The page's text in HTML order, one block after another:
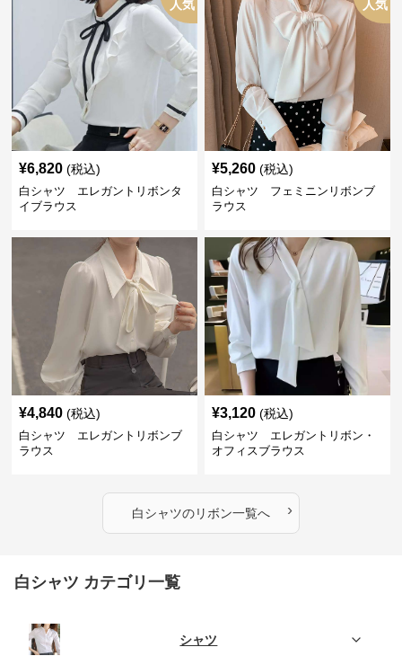
人気
¥6,820 (税込)
白シャツ エレガントリボンタ
イブラウス
人気
¥5,260 (税込)
白シャツ フェミニンリボンブ
ラウス
¥4,840 (税込)
白シャツ エレガントリボンブ
ラウス
¥3,120 (税込)
白シャツ エレガントリボン・
オフィスブラウス
白シャツのリボン一覧へ ›
白シャツ カテゴリ一覧
シャツ